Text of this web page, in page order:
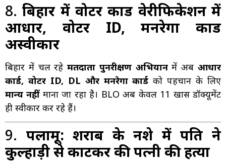
8.बिहार में वोटर कार्ड वेरीफिकेशन में
आधार, वोटर ID, मनरेगा कार्ड
अस्वीकार
बिहार में चल रहेमतदाता पुनरीक्षण अभियानमें अबआधार
कार्ड, वोटर ID, DL और मनरेगा कार्ड को पहचान के लिए
मान्य नहींमाना जा रहा है। BLO अब केवल 11 खास डॉक्यूमेंट
ही स्वीकार कर रहे हैं।
9. पलामू: शराब के नशे में पति ने
कुल्हाड़ी से काटकर की पत्नी की हत्या